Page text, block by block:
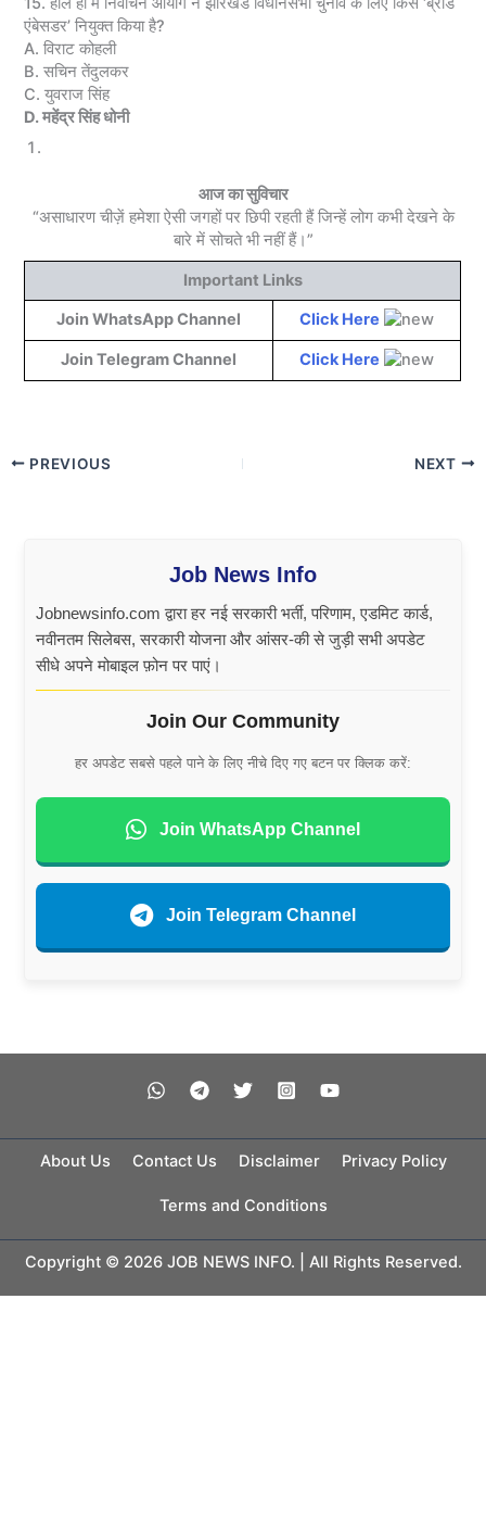
एंबेसडर’ नियुक्त किया है?
A. विराट कोहली
B. सचिन तेंदुलकर
C. युवराज सिंह
D. महेंद्र सिंह धोनी
आज का सुविचार
“असाधारण चीज़ें हमेशा ऐसी जगहों पर छिपी रहती हैं जिन्हें लोग कभी देखने के
बारे में सोचते भी नहीं हैं।”
Important Links
Join WhatsApp Channel
Click Here
Join Telegram Channel Click Here
PREVIOUS NEXT
Job News Info
Jobnewsinfo.com द्वारा हर नई सरकारी भर्ती, परिणाम, एडमिट कार्ड,
नवीनतम सिलेबस, सरकारी योजना और आंसर-की से जुड़ी सभी अपडेट
सीधे अपने मोबाइल फ़ोन पर पाएं।
Join Our Community
हर अपडेट सबसे पहले पाने के लिए नीचे दिए गए बटन पर क्लिक करें:
Join WhatsApp Channel
Join Telegram Channel
About Us Contact Us Disclaimer Privacy Policy
Terms and Conditions
Copyright © 2026 JOB NEWS INFO. | All Rights Reserved.